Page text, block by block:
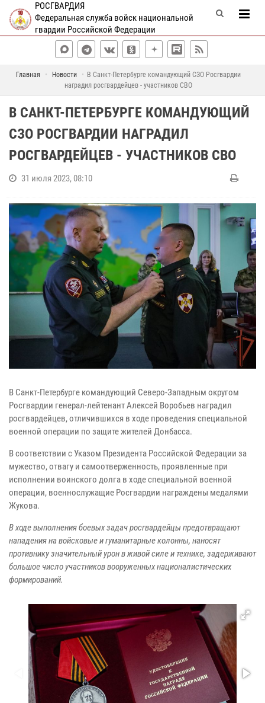
РОСГВАРДИЯ
Федеральная служба войск национальной
гвардии Российской Федерации
Главная Новости
В Санкт-Петербурге командующий СЗО Росгвардии
наградил росгвардейцев - участников СВО
В САНКТ-ПЕТЕРБУРГЕ КОМАНДУЮЩИЙ
СЗО РОСГВАРДИИ НАГРАДИЛ
РОСГВАРДЕЙЦЕВ - УЧАСТНИКОВ СВО
31 июля 2023, 08:10
В Санкт-Петербурге командующий Северо-Западным округом
Росгвардии генерал-лейтенант Алексей Воробьев наградил
росгвардейцев, отличившихся в ходе проведения специальной
военной операции по защите жителей Донбасса.
В соответствии с Указом Президента Российской Федерации за
мужество, отвагу и самоотверженность, проявленные при
исполнении воинского долга в ходе специальной военной
операции, военнослужащие Росгвардии награждены медалями
Жукова.
В ходе выполнения боевых задач росгвардейцы предотвращают
нападения на войсковые и гуманитарные колонны, наносят
противнику значительный урон в живой силе и технике, задерживают
большое число участников вооруженных националистических
формирований.